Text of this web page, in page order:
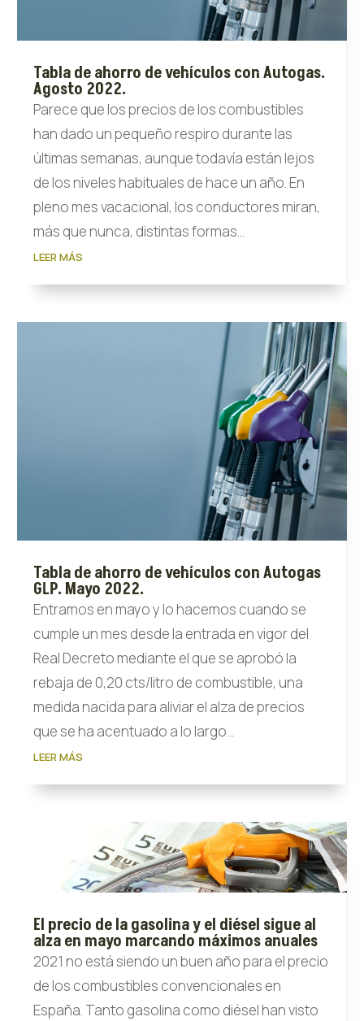
Tabla de ahorro de vehículos con Autogas.
Agosto 2022.
Parece que los precios de los combustibles
han dado un pequeño respiro durante las
últimas semanas, aunque todavía están lejos
de los niveles habituales de hace un año. En
pleno mes vacacional, los conductores miran,
más que nunca, distintas formas...
LEER MÁS
Tabla de ahorro de vehículos con Autogas
GLP. Mayo 2022.
Entramos en mayo y lo hacemos cuando se
cumple un mes desde la entrada en vigor del
Real Decreto mediante el que se aprobó la
rebaja de 0,20 cts/litro de combustible, una
medida nacida para aliviar el alza de precios
que se ha acentuado a lo largo...
LEER MÁS
El precio de la gasolina y el diésel sigue al
alza en mayo marcando máximos anuales
2021 no está siendo un buen año para el precio
de los combustibles convencionales en
España. Tanto gasolina como diésel han visto